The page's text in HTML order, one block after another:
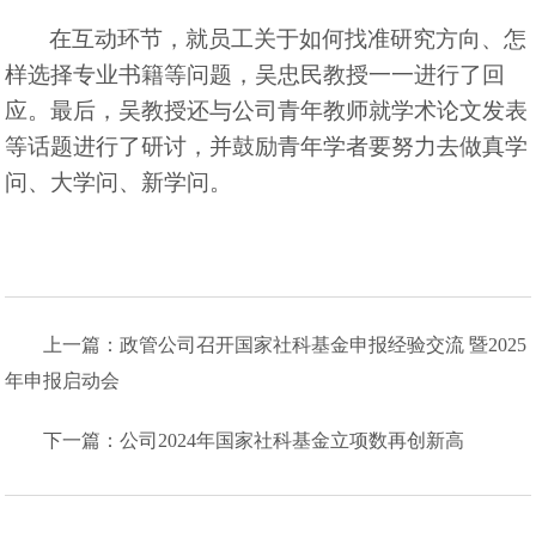
在互动环节，就员工关于如何找准研究方向、怎
样选择专业书籍等问题，吴忠民教授一一进行了回
应。最后，吴教授还与公司青年教师就学术论文发表
等话题进行了研讨，并鼓励青年学者要努力去做真学
问、大学问、新学问。
上一篇：政管公司召开国家社科基金申报经验交流 暨2025
年申报启动会
下一篇：公司2024年国家社科基金立项数再创新高